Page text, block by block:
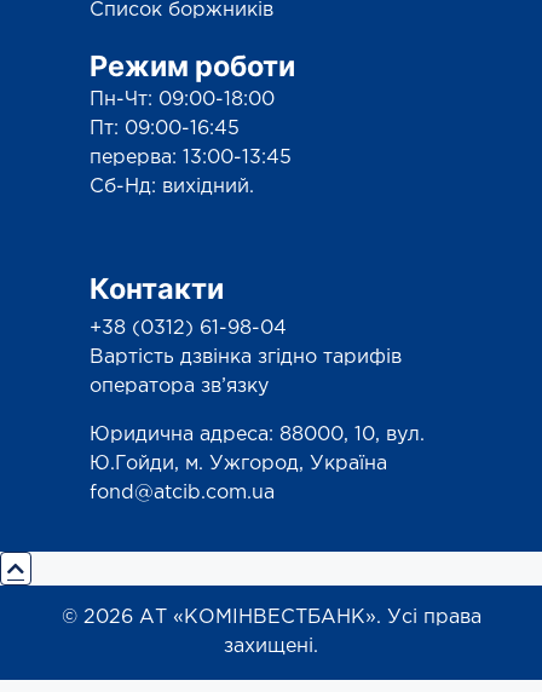
Список боржників
Режим роботи
Пн-Чт: 09:00-18:00
Пт: 09:00-16:45
перерва: 13:00-13:45
Сб-Нд: вихідний.
Контакти
+38 (0312) 61-98-04
Вартість дзвінка згідно тарифів
оператора зв’язку
Юридична адреса: 88000, 10, вул.
Ю.Гойди, м. Ужгород, Україна
fond@atcib.com.ua
© 2026 АТ «КОМІНВЕСТБАНК». Усі права
захищені.